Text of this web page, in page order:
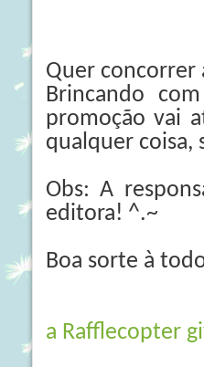
Quer concorrer
Brincando
promoção vai
qualquer
Obs: A
editora! ^.~
Boa sorte à
a Rafflecopter